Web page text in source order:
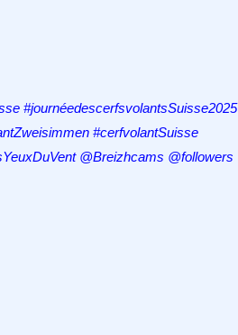
#journéedescerfsvolantsSuisse2025
#cerfvolantSuisse
@Breizhcams @followers